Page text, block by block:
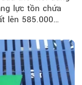
lực tồn chứa
lên 585.000